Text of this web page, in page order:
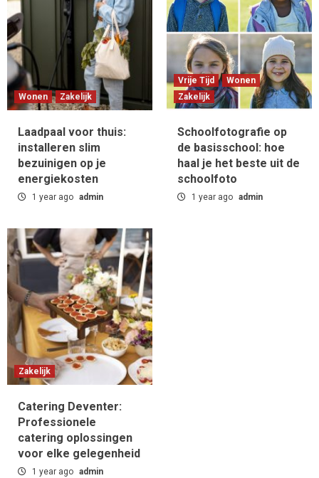
Wonen Zakelijk
Laadpaal voor thuis:
installeren slim
bezuinigen op je
energiekosten
1 year ago admin
Vrije Tijd
Wonen
Zakelijk
Schoolfotografie op
de basisschool: hoe
haal je het beste uit de
schoolfoto
1 year ago admin
Zakelijk
Catering Deventer:
Professionele
catering oplossingen
voor elke gelegenheid
1 year ago admin